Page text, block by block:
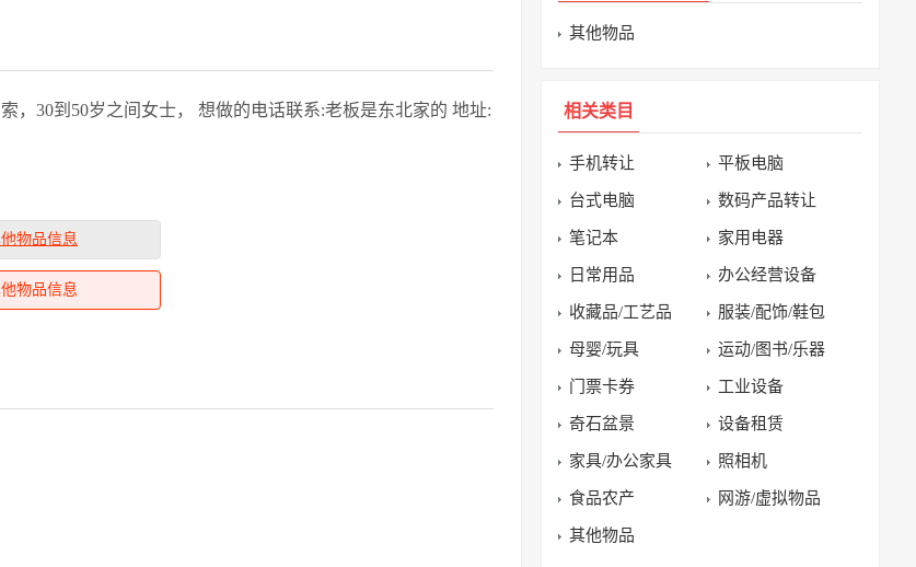
，30到50岁之间女士， 想做的电话联系:老板是东北家的 地址:
物品信息
物品信息
其他物品
相关类目
手机转让 平板电脑
台式电脑 数码产品转让
笔记本 家用电器
日常用品 办公经营设备
收藏品/工艺品 服装/配饰/鞋包
母婴/玩具 运动/图书/乐器
门票卡券 工业设备
奇石盆景 设备租赁
家具/办公家具 照相机
食品农产 网游/虚拟物品
其他物品